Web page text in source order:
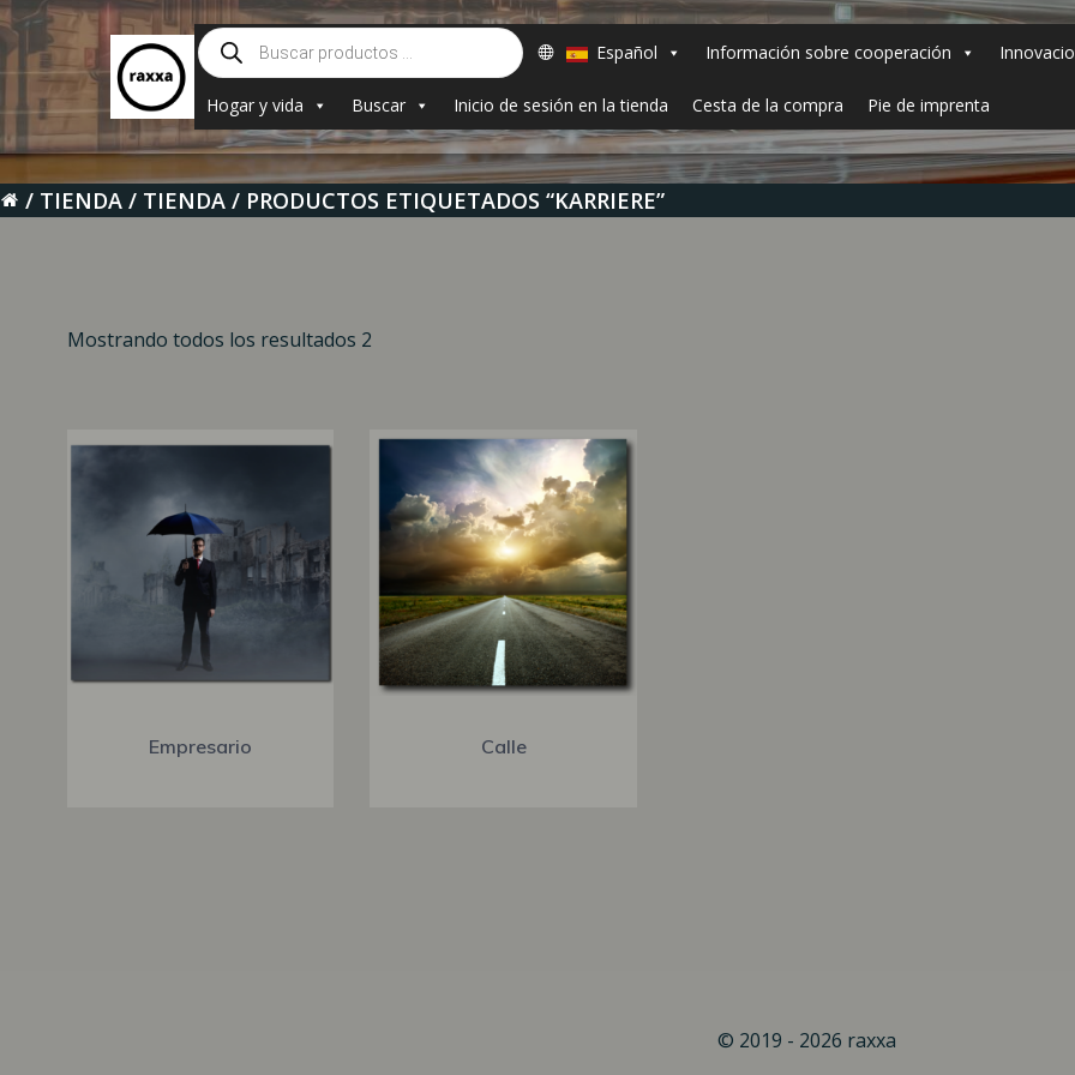
Saltar
contenido
Búsqueda
de
productos
Español Información sobre cooperación
Hogar y vida Buscar Inicio de sesión en la tienda Cesta de la compra Pie de imprenta
TIENDA TIENDA PRODUCTOS ETIQUETADOS “KARRIERE”
Mostrando todos los resultados 2
Empresario Calle
© 2019 - 2026 raxxa